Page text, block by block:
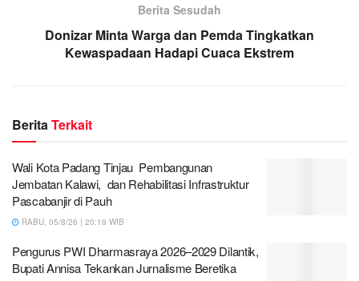
Berita Sesudah
Donizar Minta Warga dan Pemda Tingkatkan
Kewaspadaan Hadapi Cuaca Ekstrem
BeritaTerkait
Wali Kota Padang Tinjau Pembangunan
Jembatan Kalawi, dan Rehabilitasi Infrastruktur
Pascabanjir di Pauh
RABU, 05/8/26 | 20:19 WIB
Pengurus PWI Dharmasraya 2026–2029 Dilantik,
Bupati Annisa Tekankan Jurnalisme Beretika